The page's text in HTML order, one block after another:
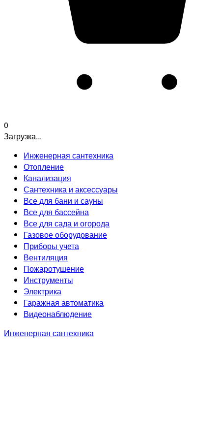
0
Загрузка...
Инженерная сантехника
Отопление
Канализация
Сантехника и аксессуары
Все для бани и сауны
Все для бассейна
Все для сада и огорода
Газовое оборудование
Приборы учета
Вентиляция
Пожаротушение
Инструменты
Электрика
Гаражная автоматика
Видеонаблюдение
Инженерная сантехника